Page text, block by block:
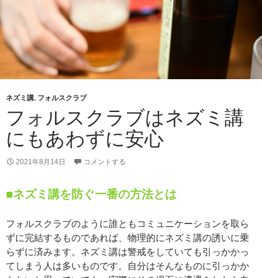
ネズミ講, フォルスクラブ
フォルスクラブはネズミ講
にもあわずに安心
2021年8月14日 コメントする
■ネズミ講を防ぐ一番の方法とは
フォルスクラブのように誰ともコミュニケーションを取ら
ずに完結するものであれば、物理的にネズミ講の誘いに乗
らずに済みます。ネズミ講は警戒をしていても引っかかっ
てしまう人は多いものです。自分はそんなものに引っかか